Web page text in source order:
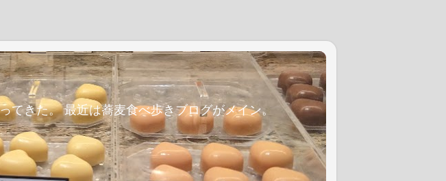
きた。 最近は蕎麦食べ歩きブログがメイン。